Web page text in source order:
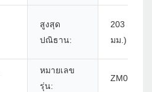
สูงสุด
ปณิธาน:
203 DPI
มม.)
หมายเลข
รุ่น:
ZM01 -